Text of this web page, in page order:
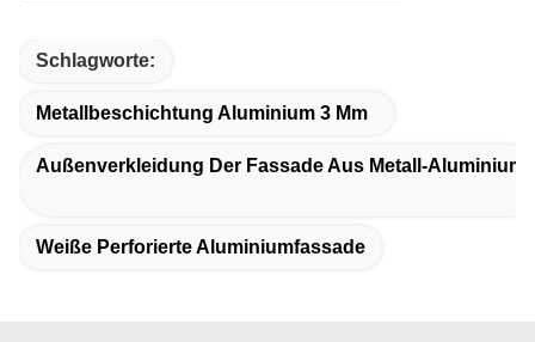
Schlagworte:
Metallbeschichtung Aluminium 3 Mm
Außenverkleidung Der Fassade Aus Metall-Aluminium
Weiße Perforierte Aluminiumfassade